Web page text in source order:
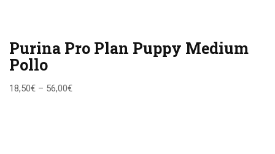
Purina Pro Plan Puppy Medium
Pollo
18,50€ – 56,00€